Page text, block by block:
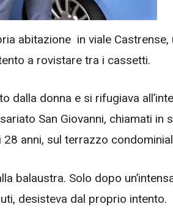
abitazione in viale Castrense,
a rovistare tra i cassetti.
dalla donna e si rifugiava
San Giovanni, chiamati in
anni, sul terrazzo
balaustra. Solo dopo
desisteva dal proprio intento.